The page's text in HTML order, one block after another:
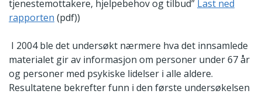
tjenestemottakere, hjelpebehov og tilbud” Last ned
rapporten (pdf))
I 2004 ble det undersøkt nærmere hva det innsamlede
materialet gir av informasjon om personer under 67 år
og personer med psykiske lidelser i alle aldere.
Resultatene bekrefter funn i den første undersøkelsen